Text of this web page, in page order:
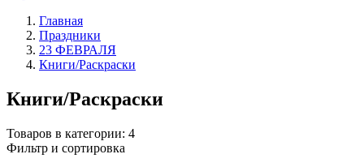
Главная
Праздники
23 ФЕВРАЛЯ
Книги/Раскраски
Книги/Раскраски
Товаров в категории: 4
Фильтр и сортировка